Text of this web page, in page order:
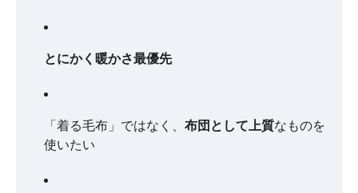
とにかく暖かさ最優先
「着る毛布」ではなく、 布団として上質なものを
使いたい